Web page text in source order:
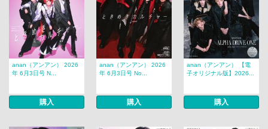
anan（アンアン） 2026
年 6月3日号 N...
購入
anan（アンアン） 2026
年 6月3日号 No...
購入
anan（アンアン） 【電
子オリジナル版】2026...
購入